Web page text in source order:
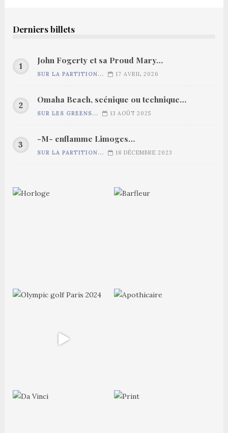
Derniers billets
John Fogerty et sa Proud Mary…
SUR LA PARTITION... 17 AVRIL 2026
Omaha Beach, scénique ou technique…
SUR LES GREENS... 13 AOÛT 2025
-M- enflamme Limoges…
SUR LA PARTITION... 18 DÉCEMBRE 2023